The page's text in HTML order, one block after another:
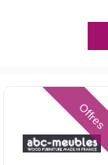
Offres